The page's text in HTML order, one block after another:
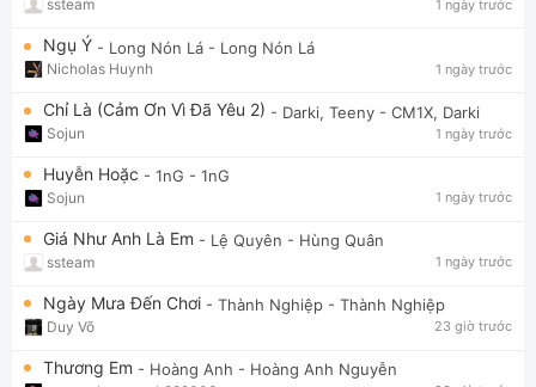
ssteam 1 ngày trước
Ngụ Ý - Long Nón Lá - Long Nón Lá
Nicholas Huynh 1 ngày trước
Chỉ Là (Cảm Ơn Vì Đã Yêu 2) - Darki, Teeny - CM1X, Darki
Sojun 1 ngày trước
Huyễn Hoặc - 1nG - 1nG
Sojun 1 ngày trước
Giá Như Anh Là Em - Lệ Quyên - Hùng Quân
ssteam 1 ngày trước
Ngày Mưa Đến Chơi - Thành Nghiệp - Thành Nghiệp
Duy Võ 23 giờ trước
Thương Em - Hoàng Anh - Hoàng Anh Nguyễn